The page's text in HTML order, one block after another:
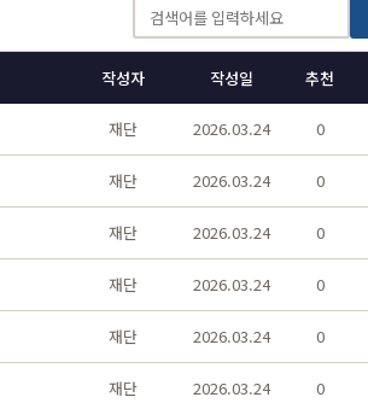
작성자 작성일 추천
재단 2026.03.24 0
재단 2026.03.24 0
재단 2026.03.24 0
재단 2026.03.24 0
재단 2026.03.24 0
재단 2026.03.24 0